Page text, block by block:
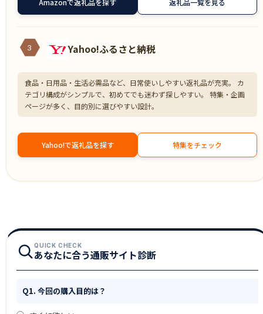
3 Yahoo!ふるさと納税
食品・日用品・生活必需品など、日常使いしやすい返礼品が充実。 カ
テゴリ構成がシンプルで、初めてでも迷わず探しやすい。 特集・企画
ページが多く、目的別に選びやすい設計。
Yahoo!で返礼品を探す 特集をチェック
QUICK CHECK
あなたに合う通販サイト診断
Q1. 今回の購入目的は？